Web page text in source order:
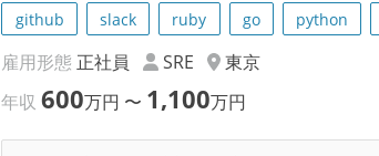
github slack ruby go python
雇用形態 正社員 SRE
東京
年収600万円 〜 1,100万円